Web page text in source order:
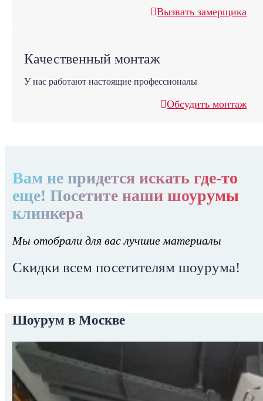
Вызвать замерщика
Качественный монтаж
У нас работают настоящие профессионалы
Обсудить монтаж
Вам не придется искать где-то
еще! Посетите наши шоурумы
клинкера
Мы отобрали для вас лучшие материалы
Скидки всем посетителям шоурума!
Шоурум в Москве